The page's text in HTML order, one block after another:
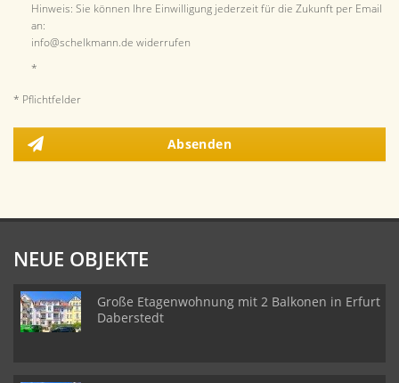
Hinweis: Sie können Ihre Einwilligung jederzeit für die Zukunft per Email
an:
info@schelkmann.de widerrufen
*
* Pflichtfelder
Absenden
NEUE OBJEKTE
Große Etagenwohnung mit 2 Balkonen in Erfurt
Daberstedt